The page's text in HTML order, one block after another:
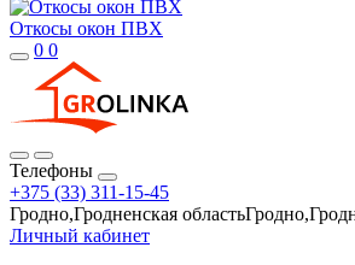
Откосы окон ПВХ
0 0
Телефоны
+375 (33) 311-15-45
Гродно,Гродненская
Личный кабинет